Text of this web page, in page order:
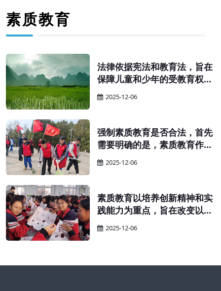
素质教育
法律依据宪法和教育法，旨在
保障儿童和少年的受教育权
利，提高国民素质。 为保障适
龄儿童、少年接受义务教育的
施，并提升全民族的整体素
质，特依据宪法和教育法制定
本法。
2025-12-06
强制素质教育是否合法，首先
需要明确的是，素质教育作为
义务教育的一部分，其实施应
当遵循义务教育的相关规定。
2025-12-06
素质教育以培养创新精神和实
践能力为重点，旨在改变以往
只重视书本知识、忽视实践能
力的教育现象。在实施素质教
2025-12-06